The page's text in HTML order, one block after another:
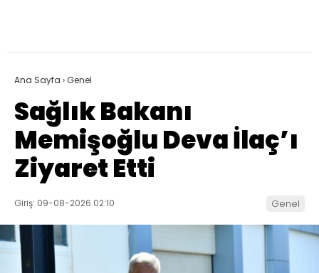
Ana Sayfa ›Genel
Sağlık Bakanı
Memişoğlu Deva İlaç’ı
Ziyaret Etti
Giriş: 09-08-2026 02:10 Genel